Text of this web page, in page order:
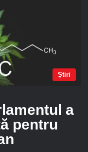
Știri
a
pentru